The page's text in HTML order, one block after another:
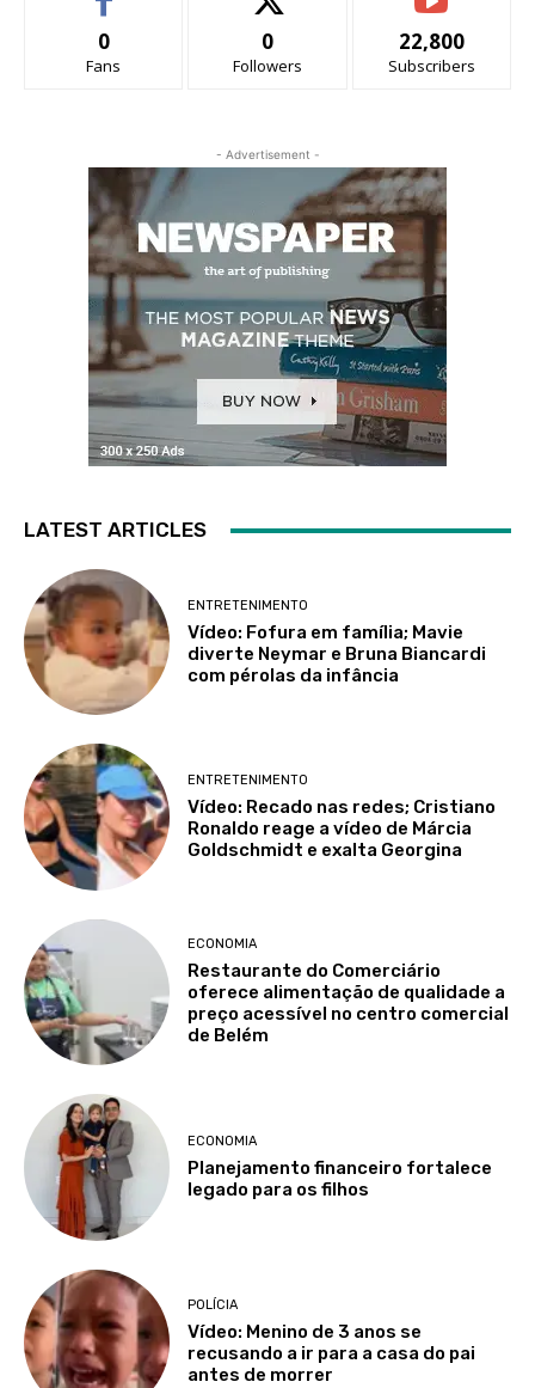
0
Fans
0
Followers
22,800
Subscribers
- Advertisement -
LATEST ARTICLES
ENTRETENIMENTO
Vídeo: Fofura em família; Mavie
diverte Neymar e Bruna Biancardi
com pérolas da infância
ENTRETENIMENTO
Vídeo: Recado nas redes; Cristiano
Ronaldo reage a vídeo de Márcia
Goldschmidt e exalta Georgina
ECONOMIA
Restaurante do Comerciário
oferece alimentação de qualidade a
preço acessível no centro comercial
de Belém
ECONOMIA
Planejamento financeiro fortalece
legado para os filhos
POLÍCIA
Vídeo: Menino de 3 anos se
recusando a ir para a casa do pai
antes de morrer